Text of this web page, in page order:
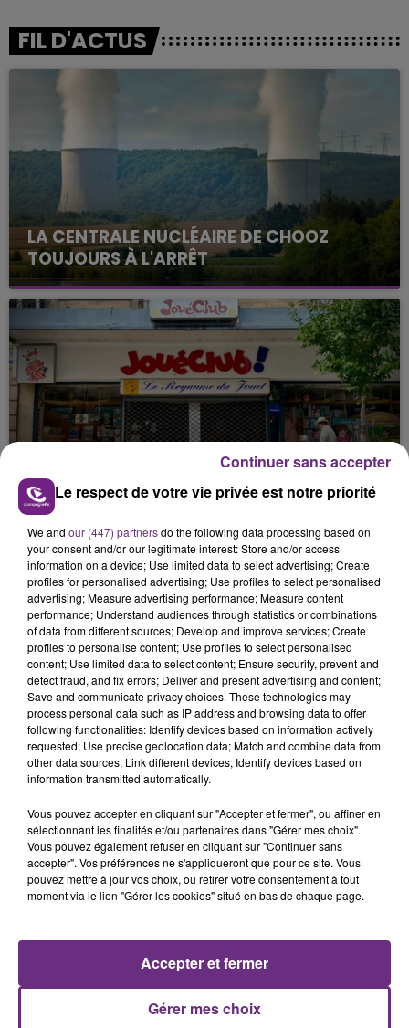
FIL D'ACTUS
LA CENTRALE NUCLÉAIRE DE CHOOZ
TOUJOURS À L'ARRÊT
Cela fait déjà une semaine que la centrale
nucléaire ardennaise est à l'arrêt. Une situation
justifiée par la sécheresse intense qui est toujours
présente.
LE MAGASIN JOUÉCLUB DE REIMS FERME
SES PORTES
C'était l'une des institutions du centre-ville
rémois. Le magasin JouéClub est contraint de
fermer ses portes.
TITRES DIFFUSÉS
15h51
15h51
DJ GOJA & JASON DERULO &
MELODY
Mi Chico
15h48
15h48
LINKIN PARK
In The End
15h44
15h44 15h42
15h42
Le respect de votre vie privée est notre priorité
We and our (447) partnersdo the following data processing based on
your consent and/or our legitimate interest: Store and/or access
information on a device; Use limited data to select advertising; Create
profiles for personalised advertising; Use profiles to select personalised
advertising; Measure advertising performance; Measure content
performance; Understand audiences through statistics or combinations
of data from different sources; Develop and improve services; Create
profiles to personalise content; Use profiles to select personalised
content; Use limited data to select content; Ensure security, prevent and
detect fraud, and fix errors; Deliver and present advertising and content;
Save and communicate privacy choices. These technologies may
process personal data such as IP address and browsing data to offer
following functionalities: Identify devices based on information actively
requested; Use precise geolocation data; Match and combine data from
other data sources; Link different devices; Identify devices based on
information transmitted automatically.
Vous pouvez accepter en cliquant sur "Accepter et fermer", ou affiner en
sélectionnant les finalités et/ou partenaires dans "Gérer mes choix".
Vous pouvez également refuser en cliquant sur "Continuer sans
accepter". Vos préférences ne s'appliqueront que pour ce site. Vous
pouvez mettre à jour vos choix, ou retirer votre consentement à tout
moment via le lien "Gérer les cookies" situé en bas de chaque page.
Gérer mes choix
Accepter et fermer
Continuer sans accepter